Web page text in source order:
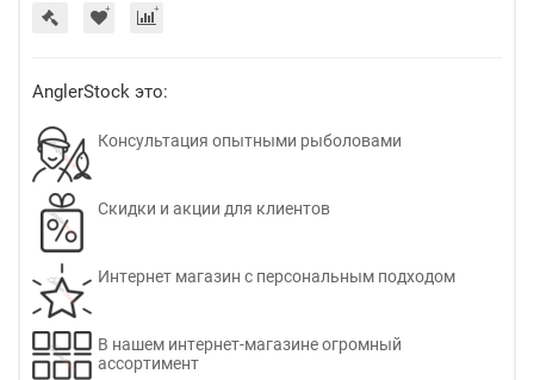
AnglerStock это:
Консультация опытными рыболовами
Скидки и акции для клиентов
Интернет магазин с персональным подходом
В нашем интернет-магазине огромный
ассортимент